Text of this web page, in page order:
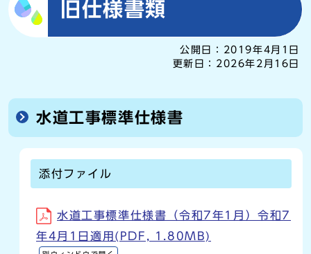
旧仕様書類
公開日：
2019年4月1日
更新日： 2026年2月16日
水道工事標準仕様書
添付ファイル
水道工事標準仕様書（令和7年1月）令和7
年4月1日適用(PDF, 1.80MB)